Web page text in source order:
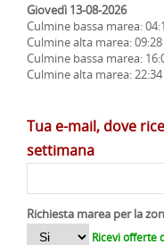
Giovedì 13-08-2026
Culmine bassa marea:
Culmine alta marea: 09:28
Culmine bassa marea:
Culmine alta marea: 22:34
Tua e-mail, dove
settimana
Richiesta marea per la
Ricevi offerte